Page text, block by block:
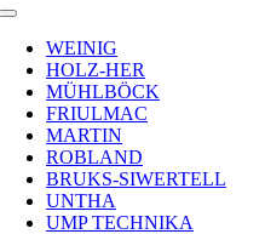
Toggle
NavigationWEINIG
HOLZ-HER
MÜHLBÖCK
FRIULMAC
MARTIN
ROBLAND
BRUKS-SIWERTELL
UNTHA
UMP TECHNIKA